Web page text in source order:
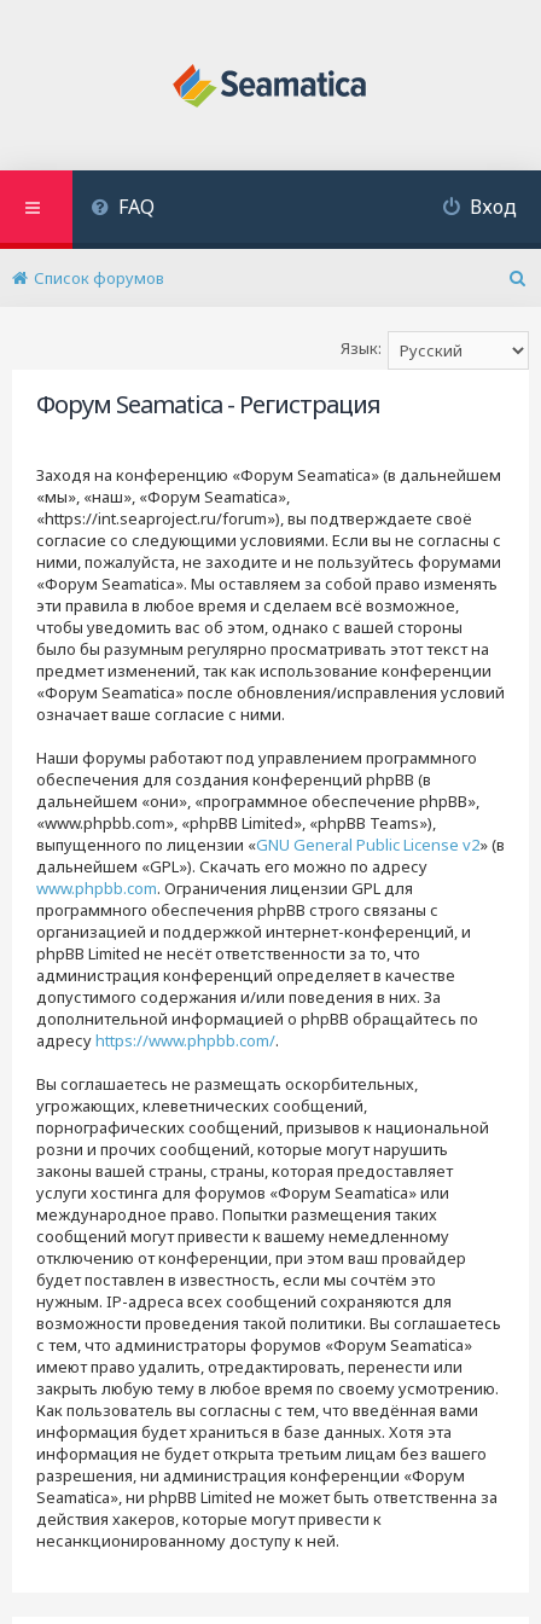
FAQ Вход
Список форумов
Язык:
Форум Seamatica - Регистрация
Заходя на конференцию «Форум Seamatica» (в дальнейшем
«мы», «наш», «Форум Seamatica»,
«https://int.seaproject.ru/forum»), вы подтверждаете своё
согласие со следующими условиями. Если вы не согласны с
ними, пожалуйста, не заходите и не пользуйтесь форумами
«Форум Seamatica». Мы оставляем за собой право изменять
эти правила в любое время и сделаем всё возможное,
чтобы уведомить вас об этом, однако с вашей стороны
было бы разумным регулярно просматривать этот текст на
предмет изменений, так как использование конференции
«Форум Seamatica» после обновления/исправления условий
означает ваше согласие с ними.
Наши форумы работают под управлением программного
обеспечения для создания конференций phpBB (в
дальнейшем «они», «программное обеспечение phpBB»,
«www.phpbb.com», «phpBB Limited», «phpBB Teams»),
выпущенного по лицензии «GNU General Public License v2» (в
дальнейшем «GPL»). Скачать его можно по адресу
www.phpbb.com. Ограничения лицензии GPL для
программного обеспечения phpBB строго связаны с
организацией и поддержкой интернет-конференций, и
phpBB Limited не несёт ответственности за то, что
администрация конференций определяет в качестве
допустимого содержания и/или поведения в них. За
дополнительной информацией о phpBB обращайтесь по
адресуhttps://www.phpbb.com/.
Вы соглашаетесь не размещать оскорбительных,
угрожающих, клеветнических сообщений,
порнографических сообщений, призывов к национальной
розни и прочих сообщений, которые могут нарушить
законы вашей страны, страны, которая предоставляет
услуги хостинга для форумов «Форум Seamatica» или
международное право. Попытки размещения таких
сообщений могут привести к вашему немедленному
отключению от конференции, при этом ваш провайдер
будет поставлен в известность, если мы сочтём это
нужным. IP-адреса всех сообщений сохраняются для
возможности проведения такой политики. Вы соглашаетесь
с тем, что администраторы форумов «Форум Seamatica»
имеют право удалить, отредактировать, перенести или
закрыть любую тему в любое время по своему усмотрению.
Как пользователь вы согласны с тем, что введённая вами
информация будет храниться в базе данных. Хотя эта
информация не будет открыта третьим лицам без вашего
разрешения, ни администрация конференции «Форум
Seamatica», ни phpBB Limited не может быть ответственна за
действия хакеров, которые могут привести к
несанкционированному доступу к ней.